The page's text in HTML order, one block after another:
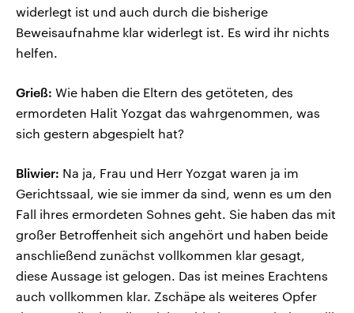
widerlegt ist und auch durch die bisherige
Beweisaufnahme klar widerlegt ist. Es wird ihr nichts
helfen.
Grieß: Wie haben die Eltern des getöteten, des
ermordeten Halit Yozgat das wahrgenommen, was
sich gestern abgespielt hat?
Bliwier: Na ja, Frau und Herr Yozgat waren ja im
Gerichtssaal, wie sie immer da sind, wenn es um den
Fall ihres ermordeten Sohnes geht. Sie haben das mit
großer Betroffenheit sich angehört und haben beide
anschließend zunächst vollkommen klar gesagt,
diese Aussage ist gelogen. Das ist meines Erachtens
auch vollkommen klar. Zschäpe als weiteres Opfer